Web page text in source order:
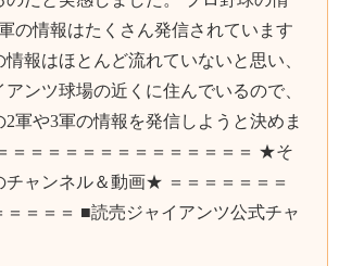
の情報はたくさん発信されています
情報はほとんど流れていないと思い、
ンツ球場の近くに住んでいるので、
2軍や3軍の情報を発信しようと決めま
＝＝＝＝＝＝＝＝＝＝＝＝＝＝ ★そ
チャンネル＆動画★ ＝＝＝＝＝＝＝
＝＝＝＝ ■読売ジャイアンツ公式チャ